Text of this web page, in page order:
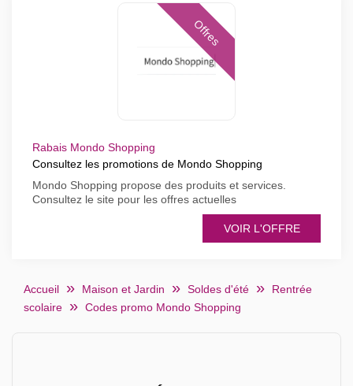
Offres
Rabais Mondo Shopping
Consultez les promotions de Mondo Shopping
Mondo Shopping propose des produits et services.
Consultez le site pour les offres actuelles
VOIR L'OFFRE
Accueil Maison et Jardin Soldes d'été
Rentrée
scolaire
Codes promo Mondo Shopping